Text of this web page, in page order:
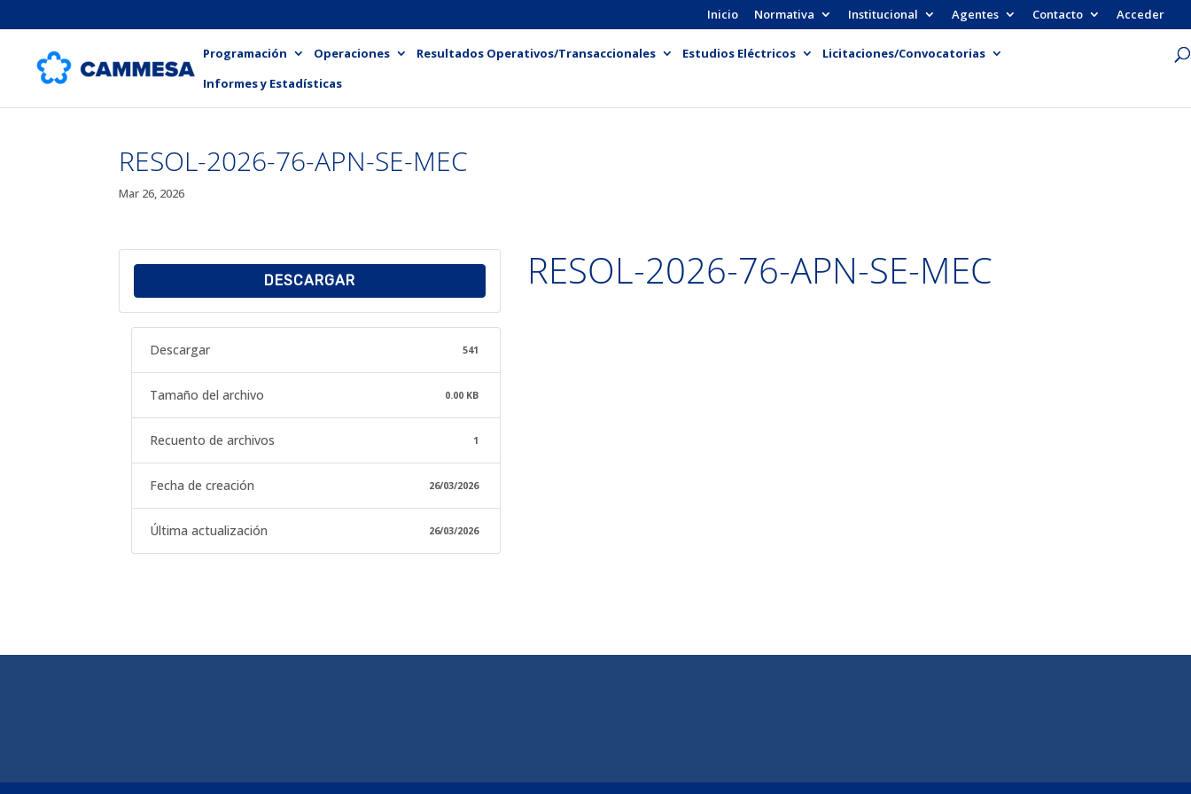
Inicio Normativa Institucional Agentes Contacto Acceder
Programación Operaciones Resultados Operativos/Transaccionales Estudios Eléctricos
Licitaciones/Convocatorias
Informes y Estadísticas
RESOL-2026-76-APN-SE-MEC
Mar 26, 2026
DESCARGAR
Descargar 541
Tamaño del archivo 0.00 KB
Recuento de archivos 1
Fecha de creación 26/03/2026
Última actualización 26/03/2026
RESOL-2026-76-APN-SE-MEC